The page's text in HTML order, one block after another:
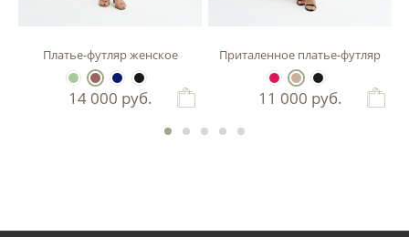
Платье-футляр женское
14 000 руб.
Приталенное платье-футляр
11 000 руб.